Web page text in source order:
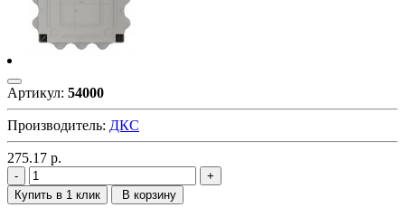
Артикул: 54000
Производитель: ДКС
275.17 р.
Купить в 1 клик В корзину